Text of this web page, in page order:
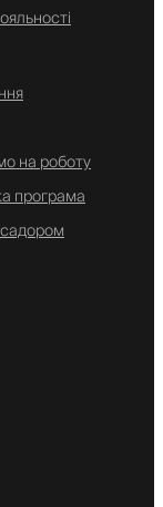
на роботу
програма